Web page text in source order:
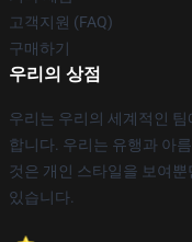
고객지원 (FAQ)
구매하기
우리의 상점
우리는 우리의 세계적인
합니다. 우리는 유행과 아
것은 개인 스타일을 보여
있습니다.